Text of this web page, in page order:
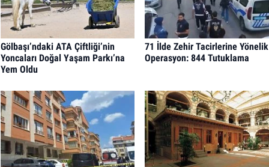
Gölbaşı’ndaki ATA Çiftliği’nin
Yoncaları Doğal Yaşam Parkı’na
Yem Oldu
71 İlde Zehir Tacirlerine Yönelik
Operasyon: 844 Tutuklama